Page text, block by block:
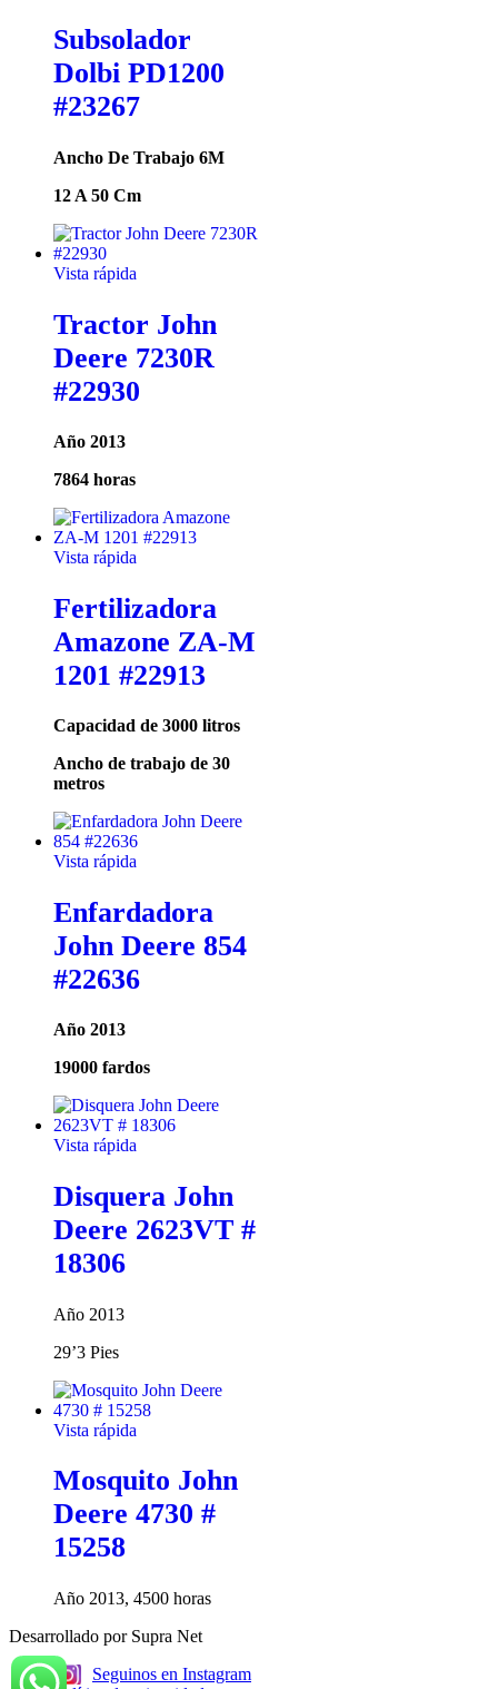
Subsolador
Dolbi PD1200
#23267
Ancho De Trabajo 6M
12 A 50 Cm
Vista rápida
Tractor John
Deere 7230R
#22930
Año 2013
7864 horas
Vista rápida
Fertilizadora
Amazone ZA-M
1201 #22913
Capacidad de 3000 litros
Ancho de trabajo de 30
metros
Vista rápida
Enfardadora
John Deere 854
#22636
Año 2013
19000 fardos
Vista rápida
Disquera John
Deere 2623VT #
18306
Año 2013
29’3 Pies
Vista rápida
Mosquito John
Deere 4730 #
15258
Año 2013, 4500 horas
Desarrollado por Supra Net
Seguinos en Instagram